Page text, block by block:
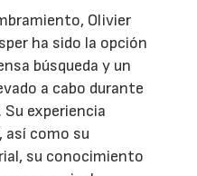
Olivier
ha sido la opción
búsqueda y un
a cabo durante
experiencia
así como su
su conocimiento